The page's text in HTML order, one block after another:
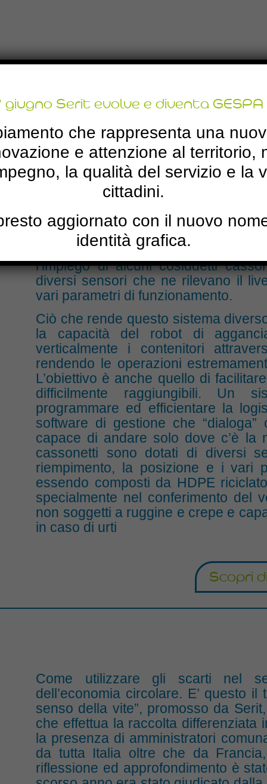
Un progetto sperimentale,
l’impiego di alcuni cosiddetti
diversi sensori che ne rilevano il
vari parametri di funzionamento.
Ciò che rende questo sistema
la capacità del robot di
verticalmente i contenitori
rendendo le operazioni
L’obiettivo è anche quello di
difficilmente raggiungibili. Un
programmare ed efficientare la
software di gestione che
capace di andare solo dove c’è la
cassonetti sono dotati di diversi
riempimento, la posizione e i vari
essendo composti da HDPE
specialmente nel conferimento del
non soggetti a ruggine e crepe e
in caso di urti
Scopri
Come utilizzare gli scarti nel
dell’economia circolare. E’ questo
senso della vite”, promosso da
che effettua la raccolta differenziata
la presenza di amministratori
da tutta Italia oltre che da
riflessione ed approfondimento è
giugno Serit evolve e diventa GESPA
che rappresenta una
e attenzione al territorio,
la qualità del servizio e la
cittadini.
aggiornato con il nuovo
identità grafica.